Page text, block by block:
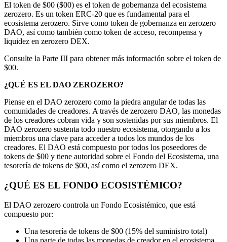
El token de $00 ($00) es el token de gobernanza del ecosistema
zerozero. Es un token ERC-20 que es fundamental para el
ecosistema zerozero. Sirve como token de gobernanza en zerozero
DAO, así como también como token de acceso, recompensa y
liquidez en zerozero DEX.
Consulte la Parte III para obtener más información sobre el token de
$00.
¿QUÉ ES EL DAO ZEROZERO?
Piense en el DAO zerozero como la piedra angular de todas las
comunidades de creadores. A través de zerozero DAO, las monedas
de los creadores cobran vida y son sostenidas por sus miembros. El
DAO zerozero sustenta todo nuestro ecosistema, otorgando a los
miembros una clave para acceder a todos los mundos de los
creadores. El DAO está compuesto por todos los poseedores de
tokens de $00 y tiene autoridad sobre el Fondo del Ecosistema, una
tesorería de tokens de $00, así como el zerozero DEX.
¿QUÉ ES EL FONDO ECOSISTÉMICO?
El DAO zerozero controla un Fondo Ecosistémico, que está
compuesto por:
Una tesorería de tokens de $00 (15% del suministro total)
Una parte de todas las monedas de creador en el ecosistema